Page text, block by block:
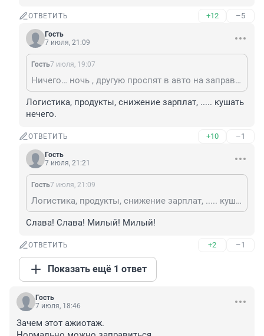
ОТВЕТИТЬ +12 –5
Гость
7 июля, 21:09
Гость7 июля, 19:07
Ничего… ночь , другую проспят в авто на заправке, чтобы 10 -20 литров ухватить по любой стоимости , сразу инстинкт выживальщика активизируется … ой как он сейчас понадобиться …
Логистика, продукты, снижение зарплат, ..... кушать
нечего.
ОТВЕТИТЬ +10 –1
Гость
7 июля, 21:21
Гость7 июля, 21:09
Логистика, продукты, снижение зарплат, ..... кушать нечего.
Слава! Слава! Милый! Милый!
ОТВЕТИТЬ +2 –1
Показать ещё 1 ответ
Гость
7 июля, 18:46
Зачем этот ажиотаж.